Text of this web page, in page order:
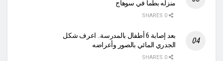
منزله بطما في سوهاج
بعد إصابة 6 أطفال بالمدرسة.. اعرف شكل
الجدري المائي بالصور وأعراضه